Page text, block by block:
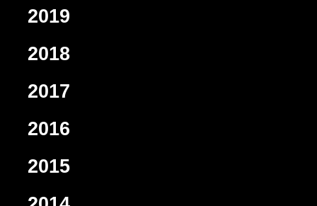
2019
2018
2017
2016
2015